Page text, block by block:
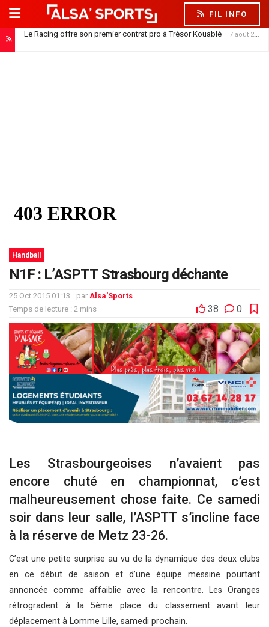
FIL INFO
Le Racing offre son premier contrat pro à Trésor Kouablé 7 août 2026
Handball
N1F : L’ASPTT Strasbourg déchante
25 Oct 2015 01:13 par Alsa'Sports
Temps de lecture : 2 mins
38 0
Les Strasbourgeoises n’avaient pas
encore chuté en championnat, c’est
malheureusement chose faite. Ce samedi
soir dans leur salle, l’ASPTT s’incline face
à la réserve de Metz 23-26.
C’est une petite surprise au vu de la dynamique des deux clubs
en ce début de saison et d’une équipe messine pourtant
annoncée comme affaiblie avec la rencontre. Les Oranges
rétrogradent à la 5ème place du classement avant leur
déplacement à Lomme Lille, samedi prochain.